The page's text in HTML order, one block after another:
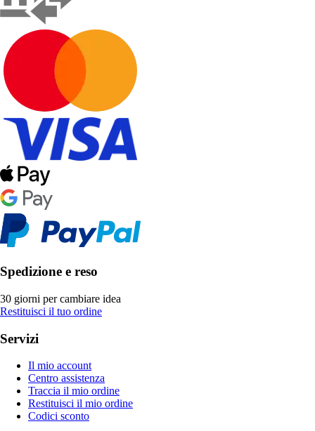
Spedizione e reso
30 giorni per cambiare idea
Restituisci il tuo ordine
Servizi
Il mio account
Centro assistenza
Traccia il mio ordine
Restituisci il mio ordine
Codici sconto